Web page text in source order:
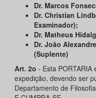
Dr. Marcos
Dr. Christian
Examinador);
Dr. Matheus
Dr. João
(Suplente)
Art. 2o - Esta
expedição, devendo ser
Departamento de